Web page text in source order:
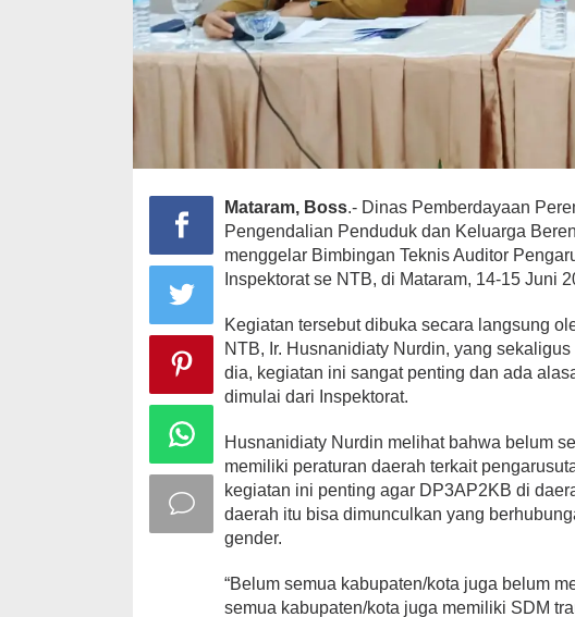
Mataram, Boss.- Dinas Pemberdayaan
Pengendalian Penduduk dan Keluarga
menggelar Bimbingan Teknis Auditor
Inspektorat se NTB, di Mataram, 14-15 Juni
Kegiatan tersebut dibuka secara langsung
NTB, Ir. Husnanidiaty Nurdin, yang
dia, kegiatan ini sangat penting dan ada
dimulai dari Inspektorat.
Husnanidiaty Nurdin melihat bahwa belum
memiliki peraturan daerah terkait
kegiatan ini penting agar DP3AP2KB di
daerah itu bisa dimunculkan yang
gender.
“Belum semua kabupaten/kota juga belum
semua kabupaten/kota juga memiliki SDM